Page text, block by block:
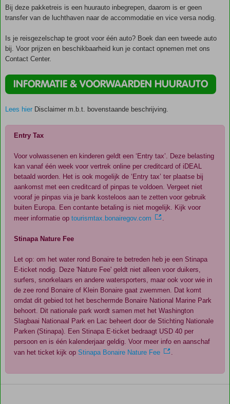
Bij deze pakketreis is een huurauto inbegrepen, daarom is er geen
transfer van de luchthaven naar de accommodatie en vice versa nodig.
Is je reisgezelschap te groot voor één auto? Boek dan een tweede auto
bij. Voor prijzen en beschikbaarheid kun je contact opnemen met ons
Contact Center.
INFORMATIE & VOORWAARDEN HUURAUTO
Lees hier Disclaimer m.b.t. bovenstaande beschrijving.
Entry Tax
Voor volwassenen en kinderen geldt een ‘Entry tax’. Deze belasting
kan vanaf één week voor vertrek online per creditcard of iDEAL
betaald worden. Het is ook mogelijk de ‘Entry tax’ ter plaatse bij
aankomst met een creditcard of pinpas te voldoen. Vergeet niet
vooraf je pinpas via je bank kosteloos aan te zetten voor gebruik
buiten Europa. Een contante betaling is niet mogelijk. Kijk voor
meer informatie optourismtax.bonairegov.com
Stinapa Nature Fee
Let op: om het water rond Bonaire te betreden heb je een Stinapa
E-ticket nodig. Deze 'Nature Fee' geldt niet alleen voor duikers,
surfers, snorkelaars en andere watersporters, maar ook voor wie in
de zee rond Bonaire of Klein Bonaire gaat zwemmen. Dat komt
omdat dit gebied tot het beschermde Bonaire National Marine Park
behoort. Dit nationale park wordt samen met het Washington
Slagbaai Nationaal Park en Lac beheert door de Stichting Nationale
Parken (Stinapa). Een Stinapa E-ticket bedraagt USD 40 per
persoon en is één kalenderjaar geldig. Voor meer info en aanschaf
van het ticket kijk opStinapa Bonaire Nature Fee